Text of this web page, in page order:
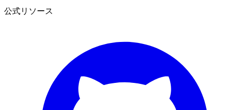
公式リソース